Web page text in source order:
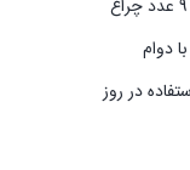
دوام
در روز